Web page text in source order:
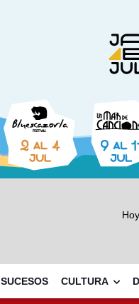
SUCESOS CULTURA